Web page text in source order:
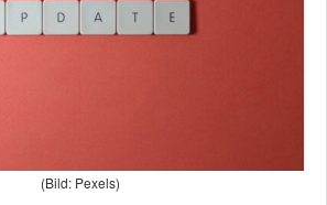
(Bild: Pexels)